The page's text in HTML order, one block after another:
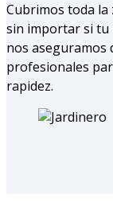
Cubrimos toda la
sin importar si tu
nos aseguramos
profesionales
rapidez.